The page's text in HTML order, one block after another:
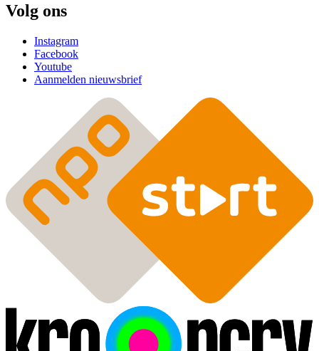
Volg ons
Instagram
Facebook
Youtube
Aanmelden nieuwsbrief